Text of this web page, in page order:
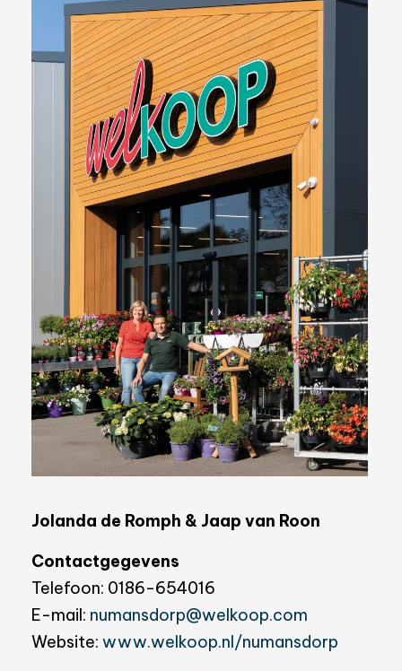
Jolanda de Romph & Jaap van Roon
Contactgegevens
Telefoon: 0186-654016
E-mail: numansdorp@welkoop.com
Website: www.welkoop.nl/numansdorp